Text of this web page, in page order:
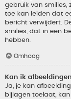
gebruik van smilies,
toe kan leiden dat
bericht verwijdert.
smilies, dat in een
hebben.
Omhoog
Kan ik
Ja, je kan
bijlagen toelaat,